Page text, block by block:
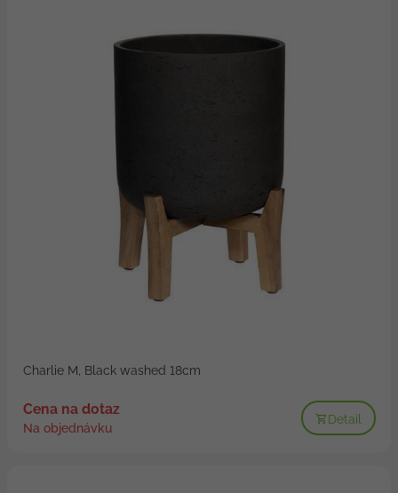
Charlie M, Black washed 18cm
Cena na dotaz
Na objednávku
Detail